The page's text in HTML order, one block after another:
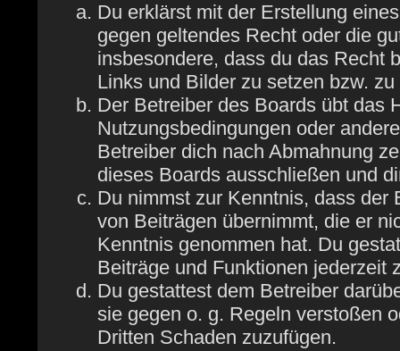
Du erklärst mit der Erstellung
gegen geltendes Recht oder die
insbesondere, dass du das Recht
Links und Bilder zu setzen bzw.
Der Betreiber des Boards übt das
Nutzungsbedingungen oder
Betreiber dich nach Abmahnung
dieses Boards ausschließen und
Du nimmst zur Kenntnis, dass der
von Beiträgen übernimmt, die er
Kenntnis genommen hat. Du
Beiträge und Funktionen jederzeit
Du gestattest dem Betreiber
sie gegen o. g. Regeln verstoßen
Dritten Schaden zuzufügen.